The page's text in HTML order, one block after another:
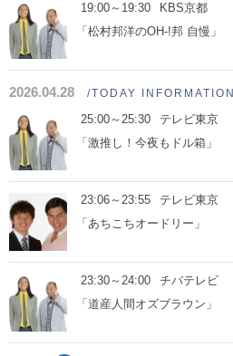
19:00～19:30
KBS京都
「松村邦洋のOH-!邦 自慢」
2026.04.28 /TODAY INFORMATION
25:00～25:30
テレビ東京
「激推し！今夜もドル箱」
23:06～23:55
テレビ東京
「あちこちオードリー」
23:30～24:00
チバテレビ
「道産人間オズブラウン」